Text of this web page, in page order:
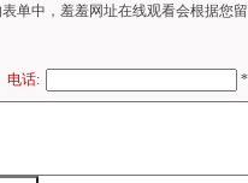
单中，羞羞网址在线观看会根据您
电话: *